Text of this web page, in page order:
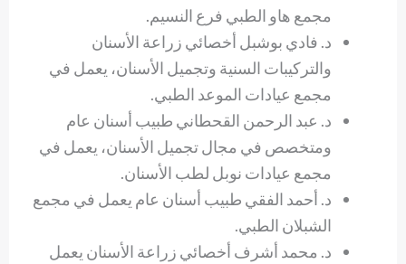
مجمع هاو الطبي فرع النسيم.
د. فادي بوشبل أخصائي زراعة الأسنان
والتركيبات السنية وتجميل الأسنان، يعمل في
مجمع عيادات الموعد الطبي.
د. عبد الرحمن القحطاني طبيب أسنان عام
ومتخصص في مجال تجميل الأسنان، يعمل في
مجمع عيادات نوبل لطب الأسنان.
د. أحمد الفقي طبيب أسنان عام يعمل في مجمع
الشبلان الطبي.
د. محمد أشرف أخصائي زراعة الأسنان يعمل